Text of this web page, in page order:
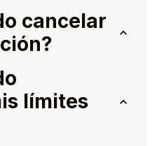
cancelar
límites